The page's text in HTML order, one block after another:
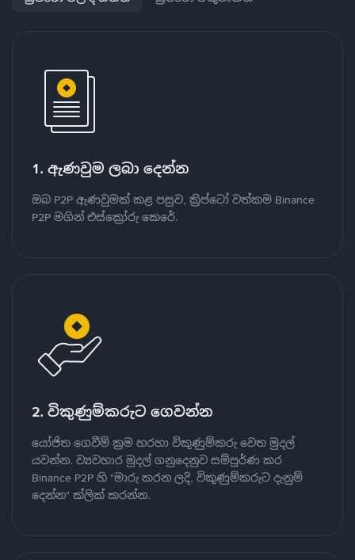
1. ඇණවුම ලබා දෙන්න
ඔබ P2P ඇණවුමක් කළ පසුව, ක්‍රිප්ටෝ වත්කම Binance
P2P මගින් එස්ක්‍රෝරු කෙරේ.
2. විකුණුම්කරුට ගෙවන්න
යෝජිත ගෙවීම් ක්‍රම හරහා විකුණුම්කරු වෙත මුදල්
යවන්න. ව්‍යවහාර මුදල් ගනුදෙනුව සම්පූර්ණ කර
Binance P2P හි "මාරු කරන ලදි, විකුණුම්කරුට දැනුම්
දෙන්න" ක්ලික් කරන්න.